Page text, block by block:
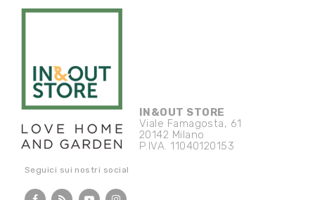
IN&OUT STORE
Viale Famagosta, 61
20142 Milano
P.IVA. 11040120153
Seguici sui nostri social